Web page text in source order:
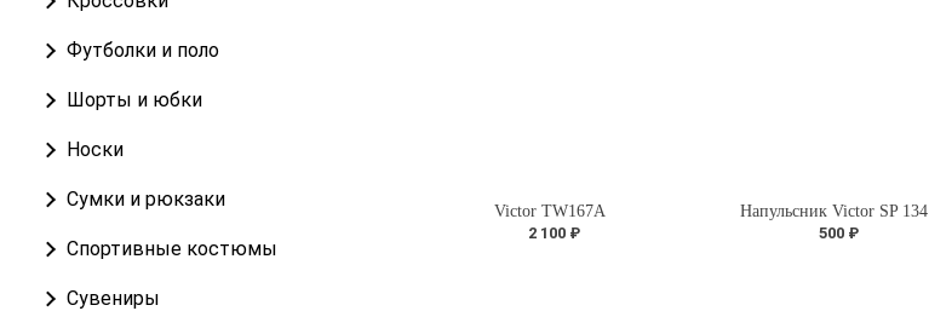
Футболки и поло
Шорты и юбки
Носки
Сумки и рюкзаки
Спортивные костюмы
Сувениры
Victor TW167A
2 100 ₽
Напульсник Victor SP 134
500 ₽